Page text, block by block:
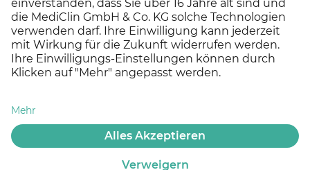
© 2026 MEDICLIN AG, Offenburg - Ein Unternehmen der
Asklepios Gruppe
Datenschutz